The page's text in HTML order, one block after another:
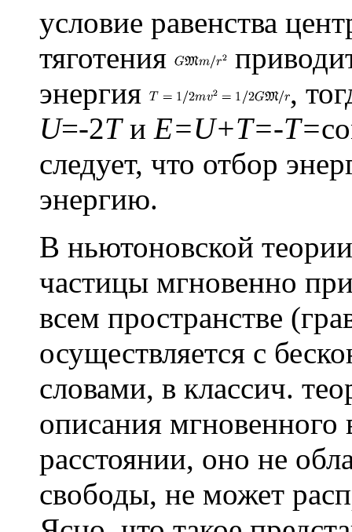
условие равенства
тяготения
энергия
,
U=-2Tи E=U+T=-T=
следует, что отбор
энергию.
В ньютоновской
частицы мгновенно
всем пространстве
осуществляется с
словами, в классич.
описания мгновенного
расстоянии, оно не
свободы, не может